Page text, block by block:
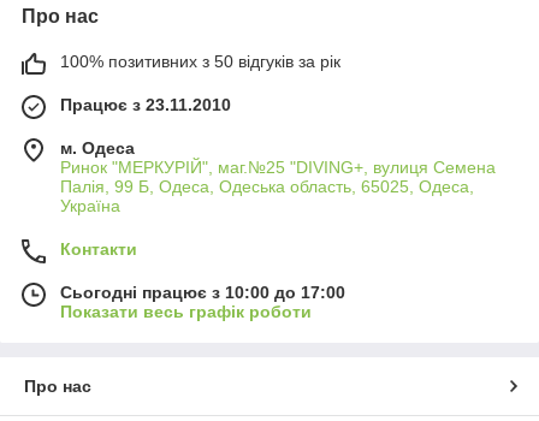
Про нас
100% позитивних з 50 відгуків за рік
Працює з 23.11.2010
м. Одеса
Ринок "МЕРКУРІЙ", маг.№25 "DIVING+, вулиця Семена
Палія, 99 Б, Одеса, Одеська область, 65025, Одеса,
Україна
Контакти
Сьогодні працює з 10:00 до 17:00
Показати весь графік роботи
Про нас